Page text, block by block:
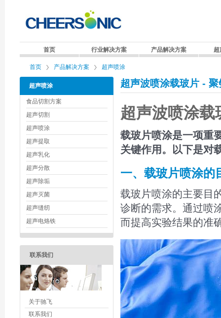
首页 行业解决方案 产品解决方案 超
首页 产品解决方案 超声喷涂
超声喷涂
食品切割方案
超声切割
超声喷涂
超声提取
超声乳化
超声分散
超声除垢
超声灭菌
超声缝纫
超声电烙铁
联系我们
关于驰飞
联系我们
超声波喷涂载玻片 -
超声波喷涂载
载玻片喷涂是一项重
关键作用。以下是对
一、载玻片喷涂的
载玻片喷涂的主要目
诊断的需求。通过喷
而提高实验结果的准